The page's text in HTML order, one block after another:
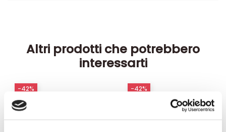
Altri prodotti che potrebbero
interessarti
-42% -42%